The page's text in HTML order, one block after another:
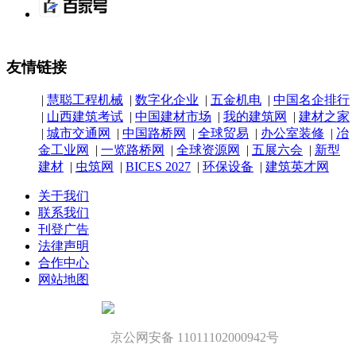
友情链接
| 慧聪工程机械 | 数字化企业 | 五金机电 | 中国名企排行
| 山西建筑考试 | 中国建材市场 | 我的建筑网 | 建材之家
| 城市交通网 | 中国路桥网 | 全球贸易 | 办公室装修 | 冶
金工业网
| 一览路桥网 | 全球资源网 | 五展六会 | 新型
建材 | 虫筑网 | BICES 2027 | 环保设备 | 建筑英才网
关于我们
联系我们
刊登广告
法律声明
合作中心
网站地图
京公网安备 11011102000942号